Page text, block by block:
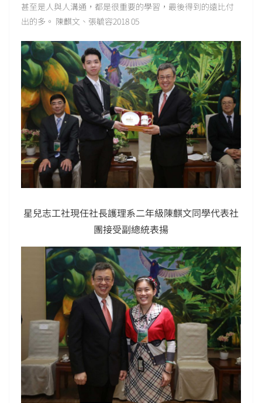
甚至是人與人溝通，都是很重要的學習，最後得到的遠比付
出的多。 陳麒文、張毓容2018 05
星兒志工社現任社長護理系二年級陳麒文同學代表社
團接受副總統表揚